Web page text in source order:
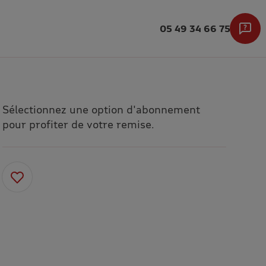
05 49 34 66 75
Sélectionnez une option d'abonnement
pour profiter de votre remise.